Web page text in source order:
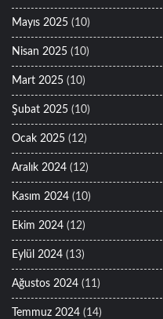
Mayıs 2025(10)
Nisan 2025(10)
Mart 2025(10)
Şubat 2025(10)
Ocak 2025(12)
Aralık 2024(12)
Kasım 2024(10)
Ekim 2024(12)
Eylül 2024(13)
Ağustos 2024(11)
Temmuz 2024(14)